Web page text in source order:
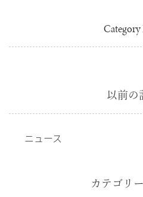
Category
以前の
ニュース
カテゴリ